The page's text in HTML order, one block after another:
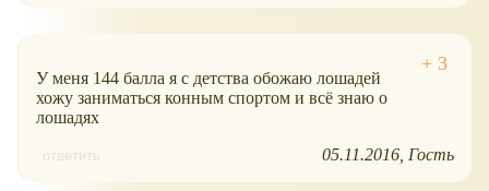
У меня 144 балла я с детства обожаю лошадей
хожу заниматься конным спортом и всё знаю о
лошадях
ответить 05.11.2016 Гость